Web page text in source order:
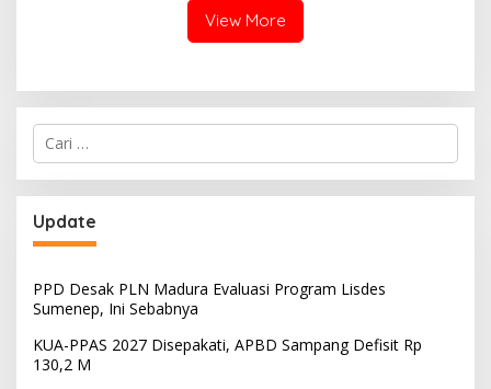
View More
Cari
untuk:
Update
PPD Desak PLN Madura Evaluasi Program Lisdes
Sumenep, Ini Sebabnya
KUA-PPAS 2027 Disepakati, APBD Sampang Defisit Rp
130,2 M